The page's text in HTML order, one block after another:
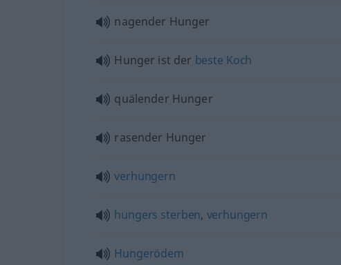
nagender Hunger
Hunger ist der beste Koch
quälender Hunger
rasender Hunger
verhungern
hungers sterben, verhungern
Hungerödem